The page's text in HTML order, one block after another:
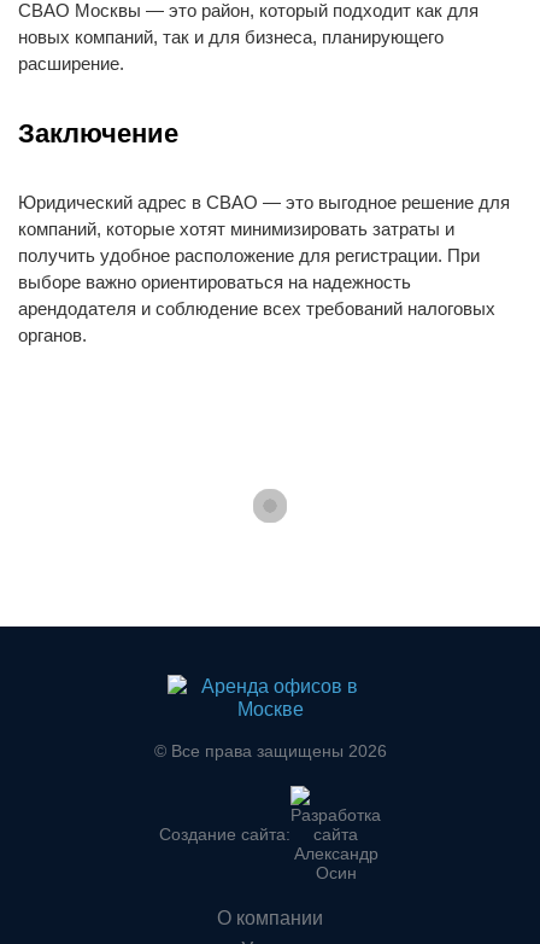
СВАО Москвы — это район, который подходит как для
новых компаний, так и для бизнеса, планирующего
расширение.
Заключение
Юридический адрес в СВАО — это выгодное решение для
компаний, которые хотят минимизировать затраты и
получить удобное расположение для регистрации. При
выборе важно ориентироваться на надежность
арендодателя и соблюдение всех требований налоговых
органов.
© Все права защищены 2026
Создание сайта:
О компании